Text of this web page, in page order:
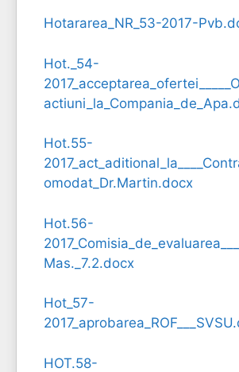
Hotararea_NR_53-2017-
Hot._54-
Hot.55-
omodat_Dr.Martin.docx
Hot.56-
Mas._7.2.docx
Hot_57-
HOT.58-